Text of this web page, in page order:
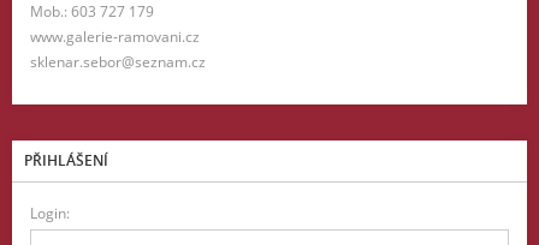
Mob.: 603 727 179
www.galerie-ramovani.cz
sklenar.sebor@seznam.cz
PŘIHLÁŠENÍ
Login: